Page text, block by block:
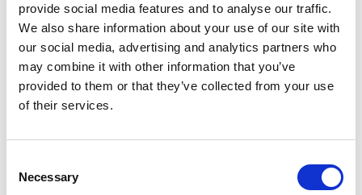
provide social media features and to analyse our traffic.
We also share information about your use of our site with
our social media, advertising and analytics partners who
may combine it with other information that you’ve
provided to them or that they’ve collected from your use
of their services.
Selection
Necessary
住所 2
市 *
郵便番号 *